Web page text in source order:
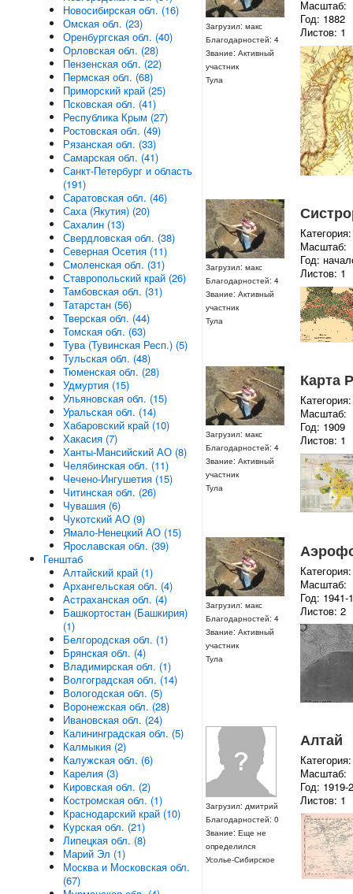
Загрузил: макс
Благодарностей: 4
Звание: Активный
участник
Тула
Масштаб:
Год: 1882
Листов: 1
Загрузил: макс
Благодарностей: 4
Звание: Активный
участник
Тула
Масштаб:
Год:
Листов: 1
Загрузил: макс
Благодарностей: 4
Звание: Активный
участник
Тула
Карта
Масштаб:
Год: 1909
Листов: 1
Загрузил: макс
Благодарностей: 4
Звание: Активный
участник
Тула
Масштаб:
Год: 1941-
Листов: 2
Загрузил: дмитрий
Благодарностей: 0
Звание: Еще не
определился
Усолье-Сибирское
Алтай
Масштаб:
Год: 1919-
Листов: 1
Новосибирская обл. (16)
Омская обл. (23)
Оренбургская обл. (40)
Орловская обл. (28)
Пензенская обл. (22)
Пермская обл. (68)
Приморский край (25)
Псковская обл. (41)
Республика Крым (27)
Ростовская обл. (49)
Рязанская обл. (33)
Самарская обл. (41)
Санкт-Петербург и область
(191)
Саратовская обл. (46)
Саха (Якутия) (20)
Сахалин (13)
Свердловская обл. (38)
Северная Осетия (11)
Смоленская обл. (31)
Ставропольский край (26)
Тамбовская обл. (31)
Татарстан (56)
Тверская обл. (44)
Томская обл. (63)
Тува (Тувинская Респ.) (5)
Тульская обл. (48)
Тюменская обл. (28)
Удмуртия (15)
Ульяновская обл. (15)
Уральская обл. (14)
Хабаровский край (10)
Хакасия (7)
Ханты-Мансийский АО (8)
Челябинская обл. (11)
Чечено-Ингушетия (15)
Читинская обл. (26)
Чувашия (6)
Чукотский АО (9)
Ямало-Ненецкий АО (15)
Ярославская обл. (39)
Генштаб
Алтайский край (1)
Архангельская обл. (4)
Астраханская обл. (4)
Башкортостан (Башкирия)
(1)
Белгородская обл. (1)
Брянская обл. (4)
Владимирская обл. (1)
Волгоградская обл. (14)
Вологодская обл. (5)
Воронежская обл. (28)
Ивановская обл. (24)
Калининградская обл. (5)
Калмыкия (2)
Калужская обл. (6)
Карелия (3)
Кировская обл. (2)
Костромская обл. (1)
Краснодарский край (10)
Курская обл. (21)
Липецкая обл. (8)
Марий Эл (1)
Москва и Московская обл.
(67)